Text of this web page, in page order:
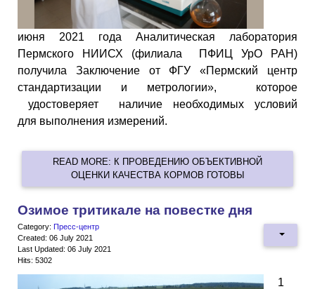
июня 2021 года Аналитическая лаборатория
Пермского НИИСХ (филиала ПФИЦ УрО РАН)
получила Заключение от ФГУ «Пермский центр
стандартизации и метрологии», которое
удостоверяет наличие необходимых условий
для выполнения измерений.
READ MORE: К ПРОВЕДЕНИЮ ОБЪЕКТИВНОЙ
ОЦЕНКИ КАЧЕСТВА КОРМОВ ГОТОВЫ
Озимое тритикале на повестке дня
Category: Пресс-центр
Created: 06 July 2021
Last Updated: 06 July 2021
Hits: 5302
1